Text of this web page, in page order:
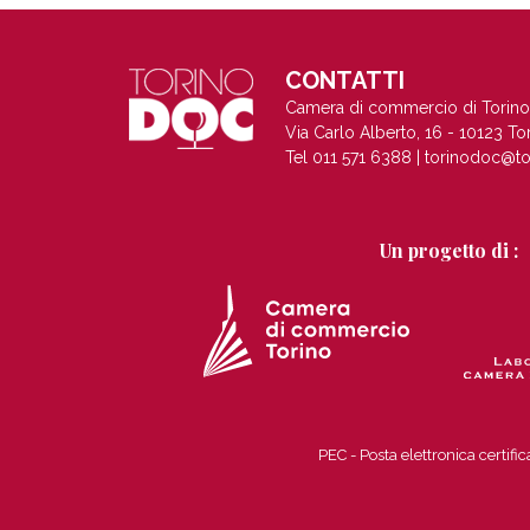
CONTATTI
Camera di commercio di Torino
Via Carlo Alberto, 16 - 10123
Tel 011 571 6388 |
Un progetto di :
PEC - Posta elettronica